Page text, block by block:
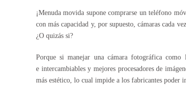
¡Menuda movida supone comprarse un teléfono
con más capacidad y, por supuesto,cámaras cada
¿O quizás si?
Porque si manejar una cámara fotográfica como
e intercambiables y mejores procesadores de
más estético, lo cual impide a los fabricantes poder